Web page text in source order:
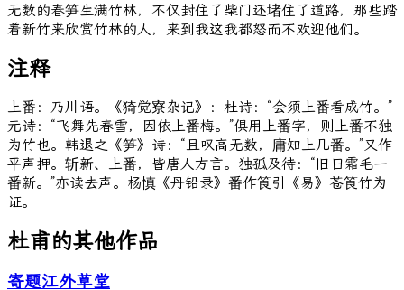
无数的春笋生满竹林，不仅封住了柴门还堵住了道路，那些踏
着新竹来欣赏竹林的人，来到我这我都怒而不欢迎他们。
注释
上番：乃川语。《猗觉寮杂记》：杜诗：“会须上番看成竹。”
元诗：“飞舞先春雪，因依上番梅。”俱用上番字，则上番不独
为竹也。韩退之《笋》诗：“且叹高无数，庸知上几番。”又作
平声押。斩新、上番，皆唐人方言。独孤及待：“旧日霜毛一
番新。”亦读去声。杨慎《丹铅录》番作筤引《易》苍筤竹为
证。
杜甫的其他作品
寄题江外草堂